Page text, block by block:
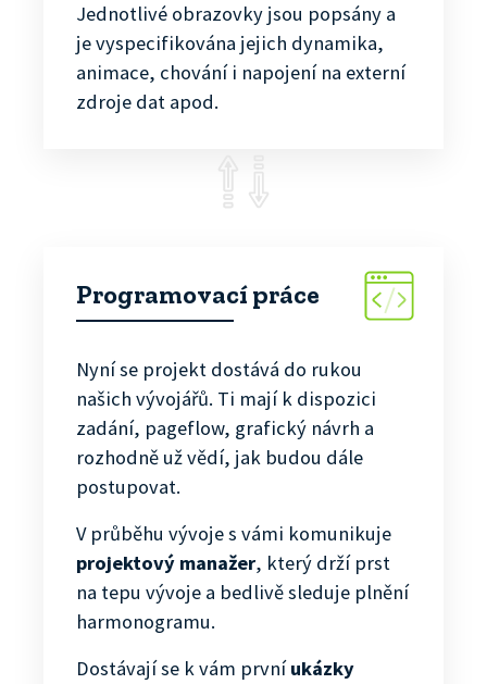
Jednotlivé obrazovky jsou popsány a
je vyspecifikována jejich dynamika,
animace, chování i napojení na externí
zdroje dat apod.
Programovací práce
Nyní se projekt dostává do rukou
našich vývojářů. Ti mají k dispozici
zadání, pageflow, grafický návrh a
rozhodně už vědí, jak budou dále
postupovat.
V průběhu vývoje s vámi komunikuje
projektový manažer, který drží prst
na tepu vývoje a bedlivě sleduje plnění
harmonogramu.
Dostávají se k vám prvníukázky